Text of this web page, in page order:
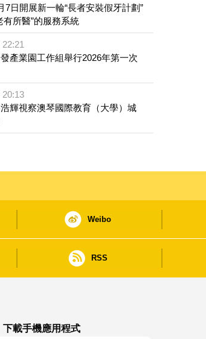
7日開展新一輪“長者安裝假牙計劃”
有所醫”的服務系統
產業園工作組舉行2026年第一次
20:13
輝視察澳琴國際教育（大學）城
Weibo
RSS
下載手機應用程式